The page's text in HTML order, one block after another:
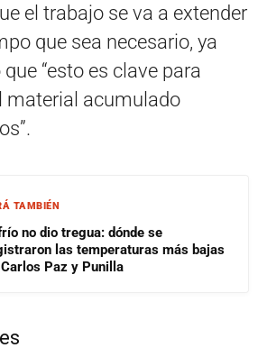
el trabajo se va a extender
que sea necesario, ya
“esto es clave para
material acumulado
TAMBIÉN
no dio tregua: dónde se
las temperaturas más bajas
Paz y Punilla